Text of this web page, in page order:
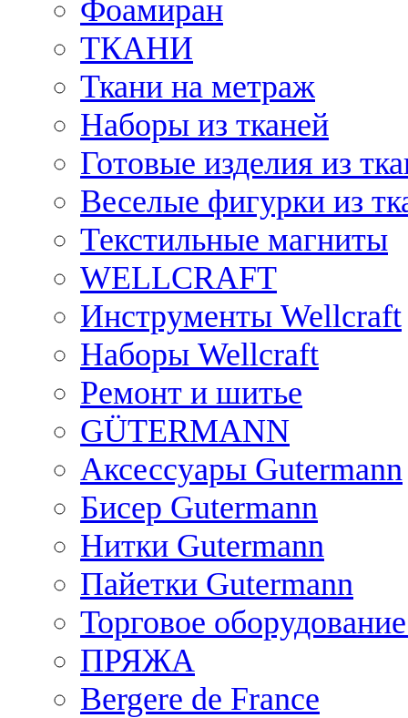
Фоамиран
ТКАНИ
Ткани на метраж
Наборы из тканей
Готовые изделия из
Веселые фигурки из
Текстильные магниты
WELLCRAFT
Инструменты Wellcraft
Наборы Wellcraft
Ремонт и шитье
GÜTERMANN
Аксессуары Gutermann
Бисер Gutermann
Нитки Gutermann
Пайетки Gutermann
Торговое
ПРЯЖА
Bergere de France